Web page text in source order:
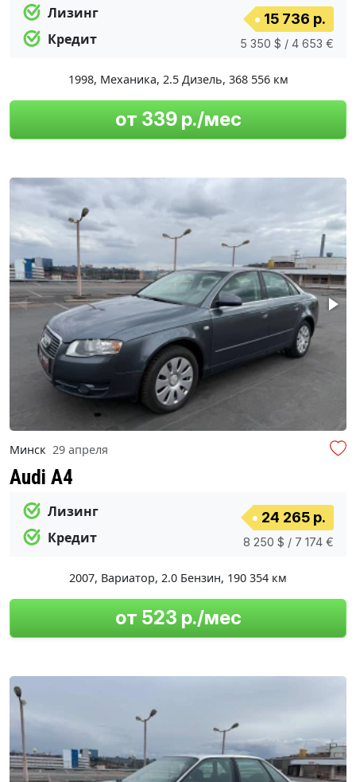
Лизинг
Кредит
15 736 р.
5 350 $ / 4 653 €
1998, Механика, 2.5 Дизель, 368 556 км
от 339 р./мес
Минск 29 апреля
Audi A4
Лизинг
Кредит
24 265 р.
8 250 $ / 7 174 €
2007, Вариатор, 2.0 Бензин, 190 354 км
от 523 р./мес